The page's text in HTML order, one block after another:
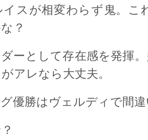
スが相変わらず鬼。こ
？
ーとして存在感を発揮
アレなら大丈夫。
優勝はヴェルディで間